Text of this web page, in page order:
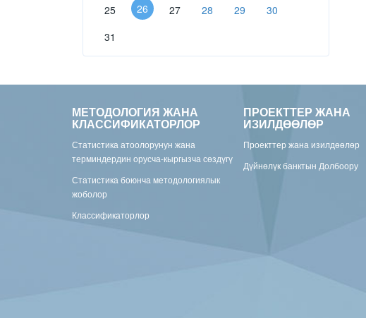
25
26 27 28 29
30
31
МЕТОДОЛОГИЯ ЖАНА
КЛАССИФИКАТОРЛОР
Статистика атоолорунун жана
терминдердин орусча-кыргызча сөздүгү
Статистика боюнча методологиялык
жоболор
Классификаторлор
ПРОЕКТТЕР ЖАНА
ИЗИЛДӨӨЛӨР
Проекттер жана изилдөөлөр
Дүйнөлүк банктын Долбоору